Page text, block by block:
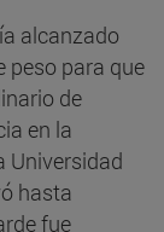
alcanzado
peso para que
de
en la
Universidad
hasta
fue